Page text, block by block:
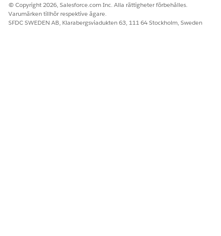
© Copyright 2026, Salesforce.com Inc. Alla rättigheter förbehålles.
Varumärken tillhör respektive ägare.
SFDC SWEDEN AB, Klarabergsviadukten 63, 111 64 Stockholm, Sweden